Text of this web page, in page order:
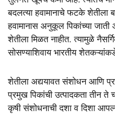
e
बदलत्या हवामानाचे फटके
हवामानास अनुकूल पिकांच्या जाती
शेतीला मिळत नाहीत. त्यामुळे
सोसण्याशिवाय भारतीय शेतकऱ्यांकडे
शेतीला अद्ययावत संशोधन आणि
प्रमुख पिकांची उत्पादकता तीन
कृषी संशोधनाची दशा व दिशा